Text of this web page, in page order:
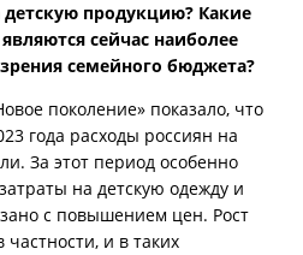
детскую продукцию? Какие
сейчас наиболее
семейного бюджета?
поколение» показало, что
года расходы россиян на
За этот период особенно
на детскую одежду и
с повышением цен. Рост
и в таких